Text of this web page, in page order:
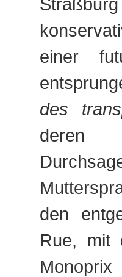
einer
des
deren
den
Rue, mit